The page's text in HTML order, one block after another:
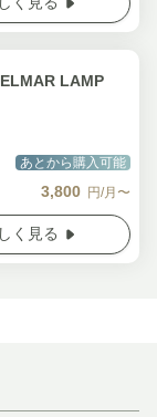
LAMP
あとから購入可能
3,800 円/月〜
く見る